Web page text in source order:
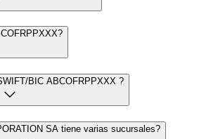
BIC ABCOFRPPXXX ?
SA tiene varias sucursales?